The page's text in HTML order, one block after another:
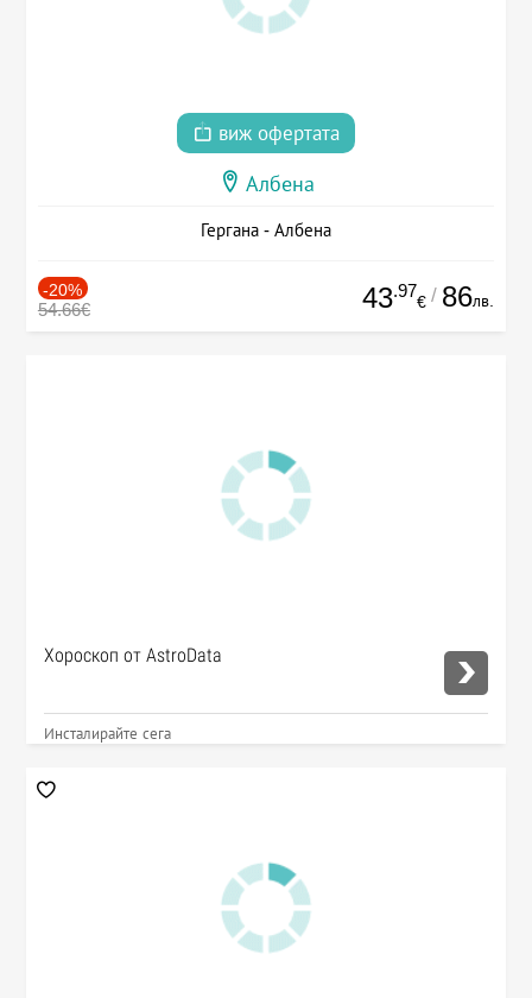
виж офертата
Албена
Гергана - Албена
-20%
54.66€ 43.97
€ / 86лв.
Хороскоп от AstroData
Инсталирайте сега